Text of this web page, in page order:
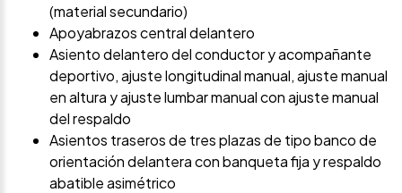
(material secundario)
Apoyabrazos central delantero
Asiento delantero del conductor y acompañante
deportivo, ajuste longitudinal manual, ajuste manual
en altura y ajuste lumbar manual con ajuste manual
del respaldo
Asientos traseros de tres plazas de tipo banco de
orientación delantera con banqueta fija y respaldo
abatible asimétrico